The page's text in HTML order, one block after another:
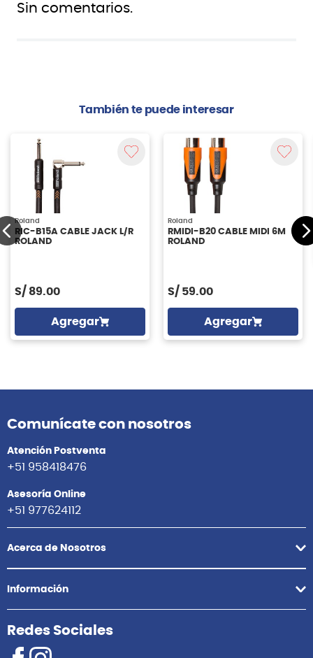
Sin comentarios.
También te puede interesar
Roland
RIC-B15A CABLE JACK L/R
ROLAND
S/ 89.00
Agregar
Roland
RMIDI-B20 CABLE MIDI 6M
ROLAND
S/ 59.00
Agregar
Comunícate con nosotros
Atención Postventa
+51 958418476
Asesoría Online
+51 977624112
Acerca de Nosotros
Información
Redes Sociales